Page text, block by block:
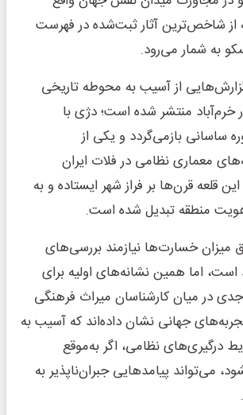
از شاخص‌ترین آثار ثبت‌شده در فهرست
به شمار می‌رود.
از آسیب به محوطه تاریخی
خرم‌آباد منتشر شده است؛ دژی با
ساسانی بازمی‌گردد و یکی از
معماری نظامی در فلات ایران
قرن‌ها بر فراز شهر ایستاده و به
هویت منطقه تبدیل شده است.
میزان خسارت‌ها نیازمند بررسی‌های
اما همین نشانه‌های اولیه برای
جدی در میان کارشناسان میراث فرهنگی
جهانی نشان داده‌اند که آسیب به
درگیری‌های نظامی، اگر به‌موقع
می‌تواند پیامدهایی جبران‌ناپذیر به